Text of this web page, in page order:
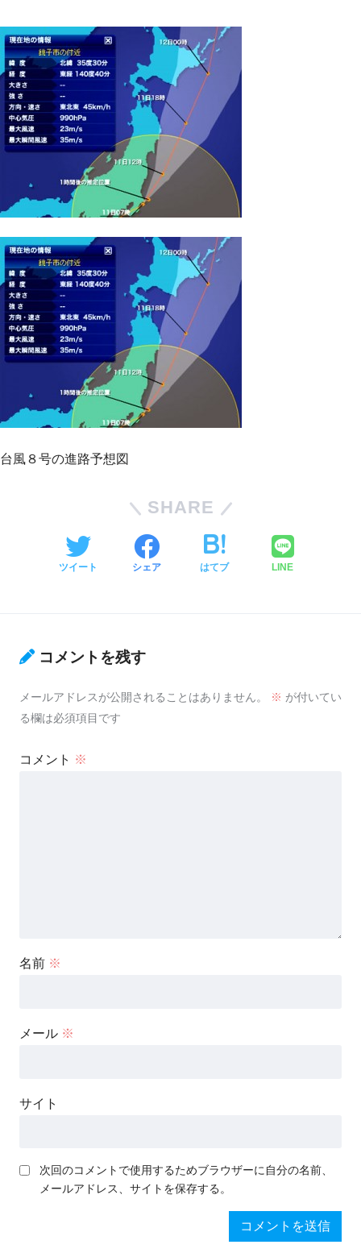
台風８号の進路予想図
SHARE
ツイート シェア はてブ LINE
コメントを残す
メールアドレスが公開されることはありません。 ※ が付いてい
る欄は必須項目です
コメント ※
名前 ※
メール ※
サイト
次回のコメントで使用するためブラウザーに自分の名前、
メールアドレス、サイトを保存する。